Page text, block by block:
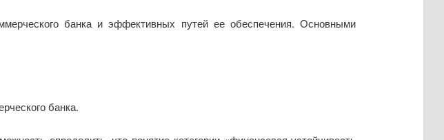
банка и эффективных путей ее обеспечения. Основными
банка.